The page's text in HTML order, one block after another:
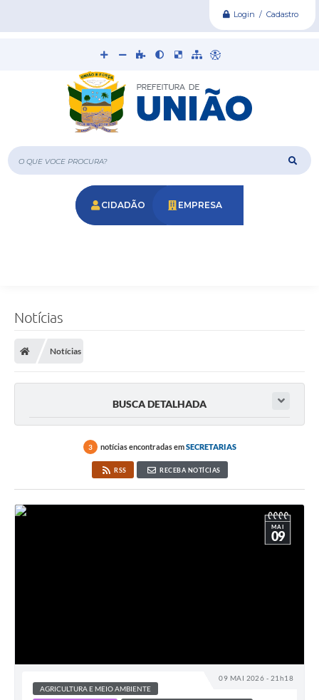
Login / Cadastro
O que voce procura?
CIDADÃO EMPRESA
Notícias
Notícias
BUSCA DETALHADA
3 notícias encontradas emSECRETARIAS
RSS RECEBA NOTÍCIAS
09 MAI 2026 - 21h18
MAI
09
AGRICULTURA E MEIO AMBIENTE